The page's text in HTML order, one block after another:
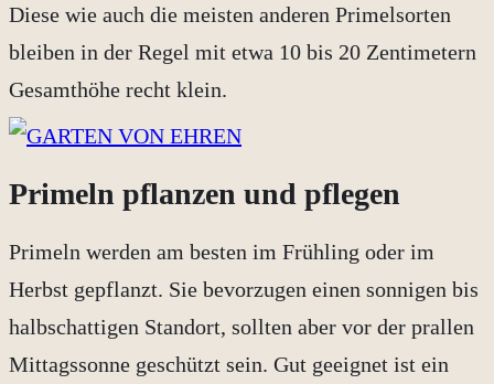
Diese wie auch die meisten anderen Primelsorten
bleiben in der Regel mit etwa 10 bis 20 Zentimetern
Gesamthöhe recht klein.
Primeln pflanzen und pflegen
Primeln werden am besten im Frühling oder im
Herbst gepflanzt. Sie bevorzugen einen sonnigen bis
halbschattigen Standort, sollten aber vor der prallen
Mittagssonne geschützt sein. Gut geeignet ist ein